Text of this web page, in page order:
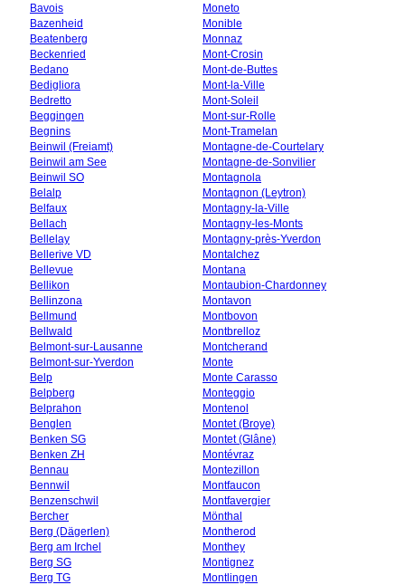
Bavois
Bazenheid
Beatenberg
Beckenried
Bedano
Bedigliora
Bedretto
Beggingen
Begnins
Beinwil (Freiamt)
Beinwil am See
Beinwil SO
Belalp
Belfaux
Bellach
Bellelay
Bellerive VD
Bellevue
Bellikon
Bellinzona
Bellmund
Bellwald
Belmont-sur-Lausanne
Belmont-sur-Yverdon
Belp
Belpberg
Belprahon
Benglen
Benken SG
Benken ZH
Bennau
Bennwil
Benzenschwil
Bercher
Berg (Dägerlen)
Berg am Irchel
Berg SG
Berg TG
Moneto
Monible
Monnaz
Mont-Crosin
Mont-de-Buttes
Mont-la-Ville
Mont-Soleil
Mont-sur-Rolle
Mont-Tramelan
Montagne-de-Courtelary
Montagne-de-Sonvilier
Montagnola
Montagnon (Leytron)
Montagny-la-Ville
Montagny-les-Monts
Montagny-près-Yverdon
Montalchez
Montana
Montaubion-Chardonney
Montavon
Montbovon
Montbrelloz
Montcherand
Monte
Monte Carasso
Monteggio
Montenol
Montet (Broye)
Montet (Glâne)
Montévraz
Montezillon
Montfaucon
Montfavergier
Mönthal
Montherod
Monthey
Montignez
Montlingen